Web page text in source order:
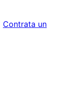
Contrata un